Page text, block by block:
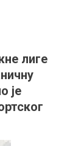
лиге
је